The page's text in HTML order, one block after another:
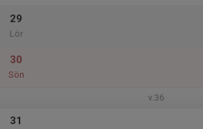
29
Lör
30
Sön
v.36
31